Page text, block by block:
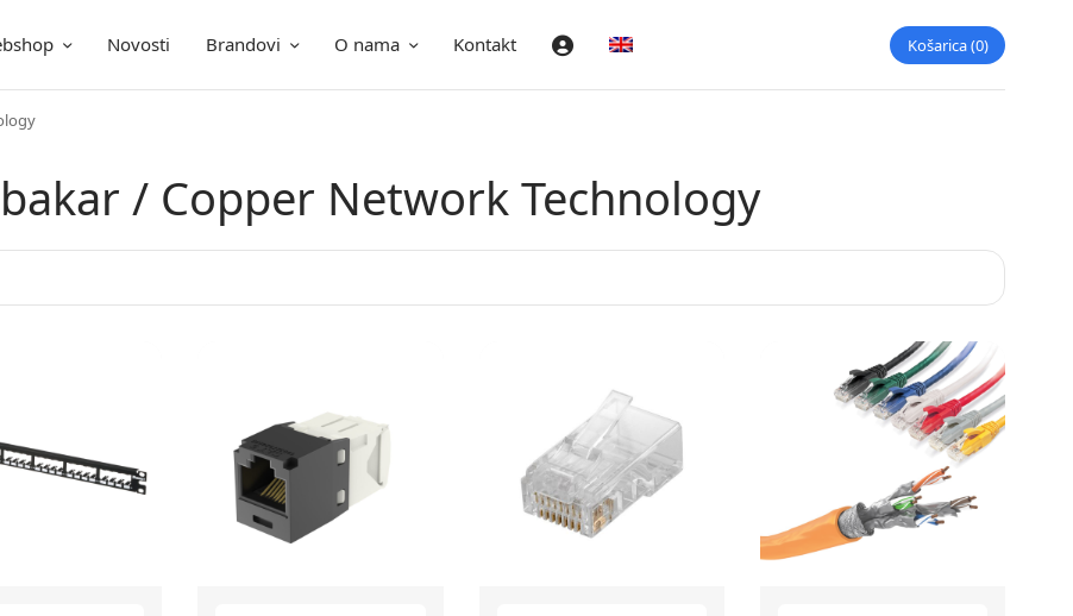
Novosti Brandovi O nama Kontakt Prijava Košarica 0
/ Copper Network Technology